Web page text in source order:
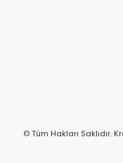
© Tüm Hakları Saklıdır.